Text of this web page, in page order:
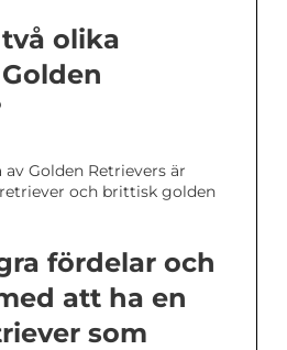
olika
Golden Retrievers är
och brittisk golden
fördelar och
att ha en
som